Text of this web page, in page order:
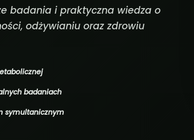
badania i praktyczna wiedza o
odżywianiu oraz zdrowiu
badaniach
symultanicznym